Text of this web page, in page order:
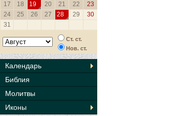
17
18 19 20 21 22
23
24
25 26 27 28 29
30
31
Ст. ст.
Нов. ст.
Календарь
Библия
Молитвы
Иконы